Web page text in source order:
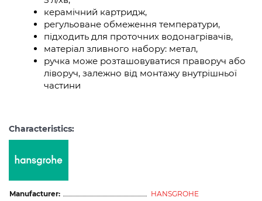
керамічний картридж,
регульоване обмеження температури,
підходить для проточних водонагрівачів,
матеріал зливного набору: метал,
ручка може розташовуватися праворуч або
ліворуч, залежно від монтажу внутрішньої
частини
Characteristics:
Manufacturer:
HANSGROHE